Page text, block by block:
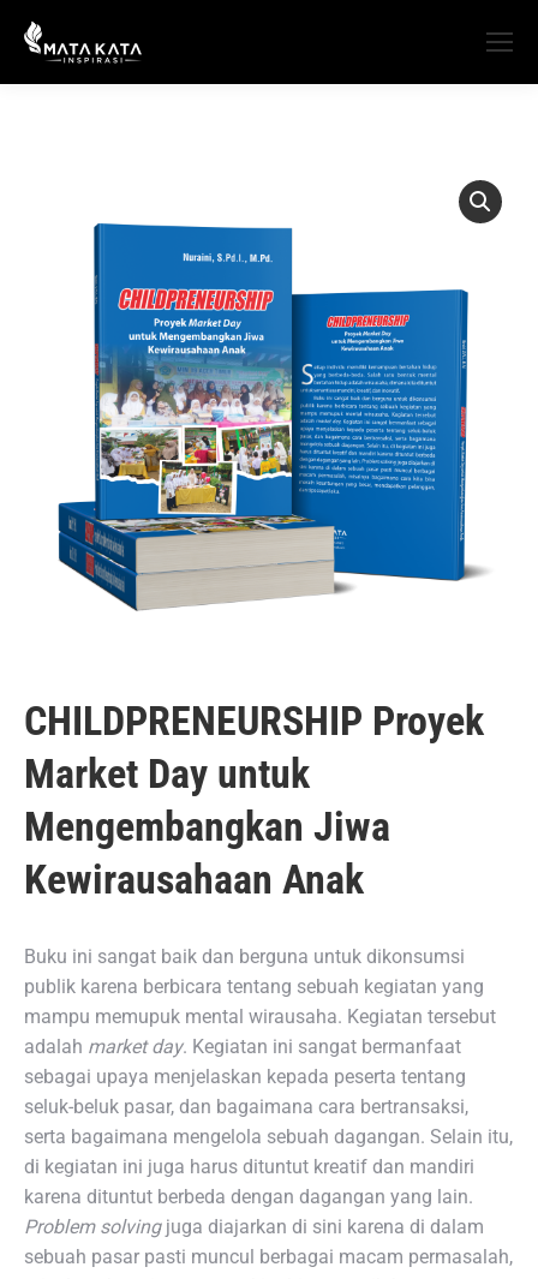
CHILDPRENEURSHIP Proyek
Market Day untuk
Mengembangkan Jiwa
Kewirausahaan Anak
Buku ini sangat baik dan berguna untuk dikonsumsi
publik karena berbicara tentang sebuah kegiatan yang
mampu memupuk mental wirausaha. Kegiatan tersebut
adalah market day. Kegiatan ini sangat bermanfaat
sebagai upaya menjelaskan kepada peserta tentang
seluk-beluk pasar, dan bagaimana cara bertransaksi,
serta bagaimana mengelola sebuah dagangan. Selain itu,
di kegiatan ini juga harus dituntut kreatif dan mandiri
karena dituntut berbeda dengan dagangan yang lain.
Problem solving juga diajarkan di sini karena di dalam
sebuah pasar pasti muncul berbagai macam permasalah,